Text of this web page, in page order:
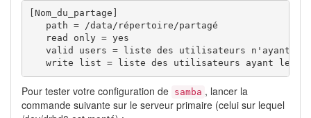
[Nom_du_partage]
   path = /data/répertoire/partagé
   read only = yes
valid users = liste des utilisateurs n'ayant
write list = liste des utilisateurs ayant le
Pour tester votre configuration de samba , lancer la
commande suivante sur le serveur primaire (celui sur lequel